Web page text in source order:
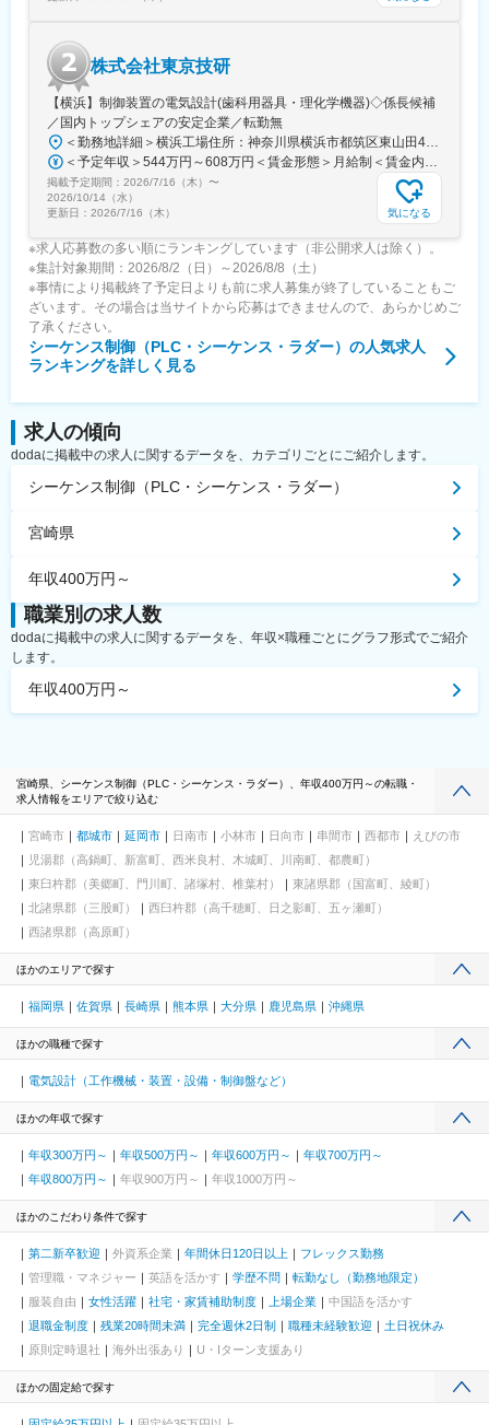
技術的な質問からおすすめのお店まで情報交換することができま
変更の範囲：本文参照
株式会社東京技研
【横浜】制御装置の電気設計(歯科用器具・理化学機器)◇係長候補
／国内トップシェアの安定企業／転勤無
＜勤務地詳細＞横浜工場住所：神奈川県横浜市都筑区東山田4-42-37 受動喫煙対策：屋内全面禁煙変更の範囲：会社の定める事業所
＜予定年収＞544万円～608万円＜賃金形態＞月給制＜賃金内訳＞月額（基本給）：263,500円～272,700円その他固定手当/月：40,000円＜月給＞303,500円～312,700円＜昇給有無＞有＜残業手当＞有＜給与補足＞※ご本人の経験をもとに給与を決定します。・昇給：あり（年1回）・賞与：あり（年2回）※その他固定手当：役職手当：40000円賃金はあくまでも目安の金額であり、選考を通じて上下する可能性があります。月給(月額)は固定手当を含めた表記です。
掲載予定期間： 2026/7/16（木） 〜
2026/10/14（水）
更新日： 2026/7/16（木） 気になる
※求人応募数の多い順にランキングしています（非公開求人は除く）。
※集計対象期間：2026/8/2（日）～2026/8/8（土）
※事情により掲載終了予定日よりも前に求人募集が終了していることもご
ざいます。その場合は当サイトから応募はできませんので、あらかじめご
了承ください。
シーケンス制御（PLC・シーケンス・ラダー） の人気求人
ランキングを詳しく見る
求人の傾向
dodaに掲載中の求人に関するデータを、カテゴリごとにご紹介します。
シーケンス制御（PLC・シーケンス・ラダー）
宮崎県
年収400万円～
職業別の求人数
dodaに掲載中の求人に関するデータを、年収×職種ごとにグラフ形式でご紹介
します。
年収400万円～
宮崎県、シーケンス制御（PLC・シーケンス・ラダー）、年収400万円～の転職・
求人情報をエリアで絞り込む
宮崎市 都城市 延岡市 日南市 小林市 日向市 串間市 西都市
えびの市
児湯郡（高鍋町、新富町、西米良村、木城町、川南町、都農町）
東臼杵郡（美郷町、門川町、諸塚村、椎葉村）
東諸県郡（国富町、綾町）
北諸県郡（三股町）
西臼杵郡（高千穂町、日之影町、五ヶ瀬町）
西諸県郡（高原町）
ほかのエリアで探す
福岡県 佐賀県 長崎県 熊本県 大分県 鹿児島県 沖縄県
ほかの職種で探す
電気設計（工作機械・装置・設備・制御盤など）
ほかの年収で探す
年収300万円～ 年収500万円～ 年収600万円～
年収700万円～
年収800万円～
年収900万円～ 年収1000万円～
ほかのこだわり条件で探す
第二新卒歓迎 外資系企業 年間休日120日以上
フレックス勤務
管理職・マネジャー
英語を活かす 学歴不問
転勤なし（勤務地限定）
服装自由
女性活躍 社宅・家賃補助制度 上場企業
中国語を活かす
退職金制度
残業20時間未満 完全週休2日制 職種未経験歓迎
土日祝休み
原則定時退社
海外出張あり U・Iターン支援あり
ほかの固定給で探す